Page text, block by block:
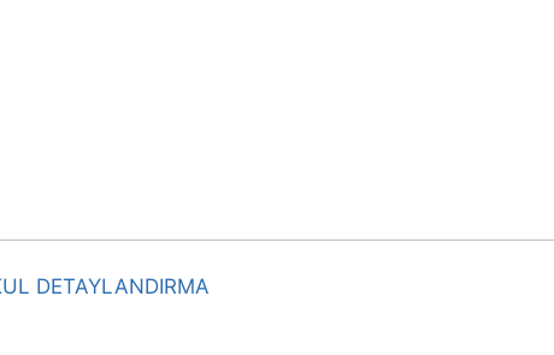
DETAYLANDIRMA